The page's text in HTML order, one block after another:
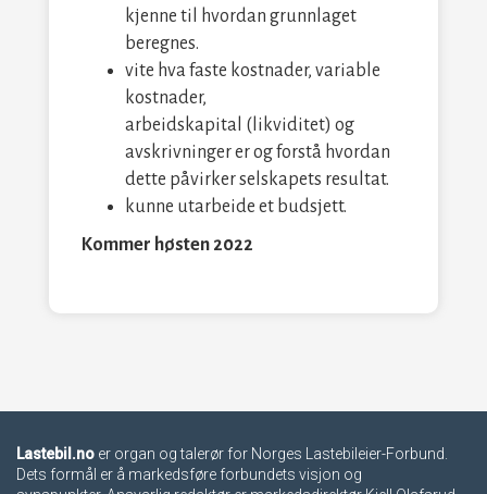
kjenne til hvordan grunnlaget
beregnes.
vite hva faste kostnader, variable
kostnader,
arbeidskapital (likviditet) og
avskrivninger er og forstå hvordan
dette påvirker selskapets resultat.
kunne utarbeide et budsjett.
Kommer høsten 2022
Lastebil.no er organ og talerør for Norges Lastebileier-Forbund.
Dets formål er å markedsføre forbundets visjon og